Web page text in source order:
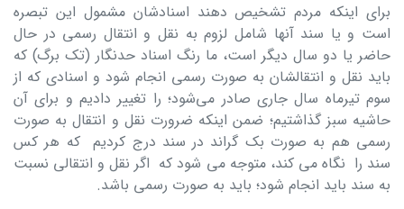
برای اینکه مردم تشخیص دهند اسنادشان مشمول این تبصره
است و یا سند آنها شامل لزوم به نقل و انتقال رسمی در حال
حاضر یا دو سال دیگر است، ما رنگ اسناد حدنگار (تک برگ) که
باید نقل و انتقالشان به صورت رسمی انجام شود و اسنادی که از
سوم تیرماه سال جاری صادر می‌شود؛ را تغییر دادیم و برای آن
حاشیه سبز گذاشتیم؛ ضمن اینکه ضرورت نقل و انتقال به صورت
رسمی هم به صورت بک گراند در سند درج کردیم که هر کس
سند را نگاه می کند، متوجه می شود که اگر نقل و انتقالی نسبت
به سند باید انجام شود؛ باید به صورت رسمی باشد.